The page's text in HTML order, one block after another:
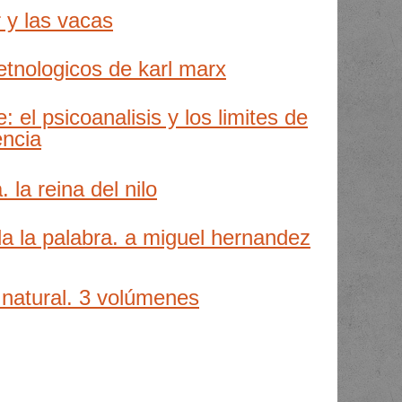
y las vacas
de karl marx
el psicoanalisis y los limites de
la reina del nilo
la palabra. a miguel hernandez
3 volúmenes